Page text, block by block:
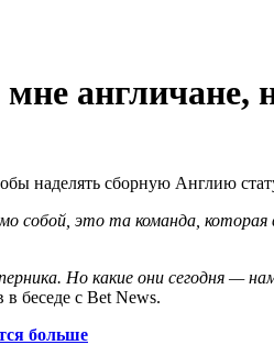
англичане,
наделять сборную Англию
собой, это та команда,
Но какие они сегодня —
беседе с Bet News.
больше